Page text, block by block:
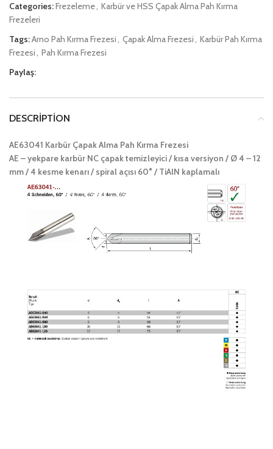
Categories:Frezeleme, Karbür ve HSS Çapak Alma Pah Kırma
Frezeleri
Tags:Arno Pah Kırma Frezesi, Çapak Alma Frezesi, Karbür Pah Kırma
Frezesi, Pah Kırma Frezesi
Paylaş:
DESCRIPTION
AE63041 Karbür Çapak Alma Pah Kırma Frezesi
AE – yekpare karbür NC çapak temizleyici / kısa versiyon / Ø 4 – 12
mm / 4 kesme kenarı / spiral açısı 60° / TiAlN kaplamalı